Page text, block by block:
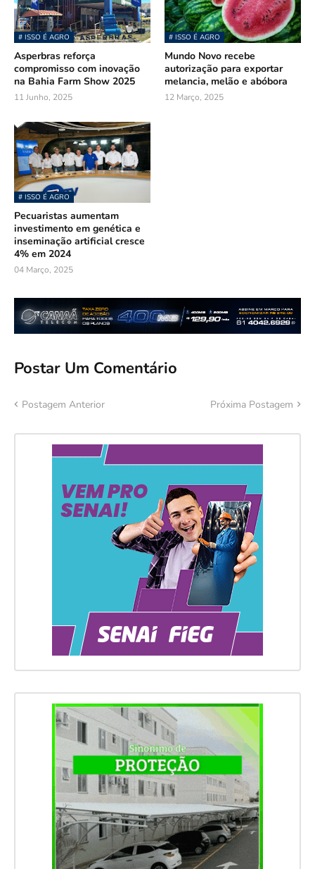
# ISSO É AGRO
Asperbras reforça
compromisso com inovação
na Bahia Farm Show 2025
11 Junho, 2025
# ISSO É AGRO
Mundo Novo recebe
autorização para exportar
melancia, melão e abóbora
12 Março, 2025
# ISSO É AGRO
Pecuaristas aumentam
investimento em genética e
inseminação artificial cresce
4% em 2024
04 Março, 2025
Postar Um Comentário
Postagem Anterior Próxima Postagem